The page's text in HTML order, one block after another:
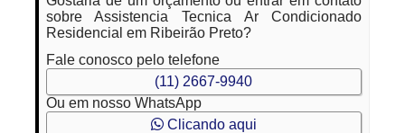
sobre Assistencia Tecnica Ar Condicionado
Residencial em Ribeirão Preto?
Fale conosco pelo telefone
(11) 2667-9940
Ou em nosso WhatsApp
Clicando aqui